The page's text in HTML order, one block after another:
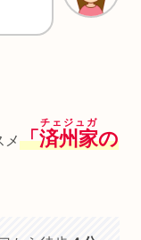
メ「済州家
チェジュガ
の